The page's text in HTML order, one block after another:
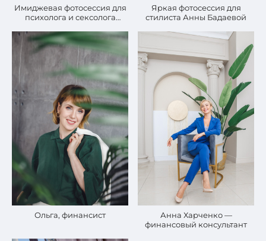
Имиджевая фотосессия для
психолога и сексолога
Яркая фотосессия для
стилиста Анны Бадаевой
Ольга, финансист
Анна Харченко —
финансовый консультант